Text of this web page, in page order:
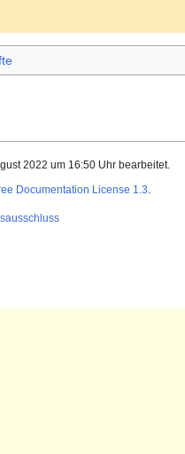
2022 um 16:50 Uhr bearbeitet.
Documentation License 1.3.